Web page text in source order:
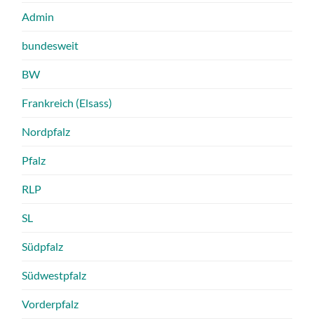
Admin
bundesweit
BW
Frankreich (Elsass)
Nordpfalz
Pfalz
RLP
SL
Südpfalz
Südwestpfalz
Vorderpfalz